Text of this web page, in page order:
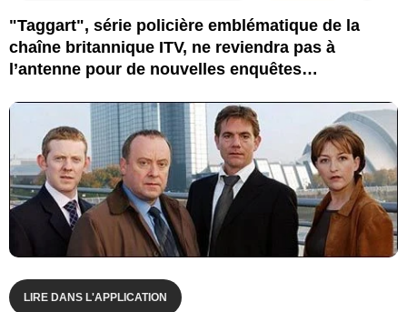
"Taggart", série policière emblématique de la
chaîne britannique ITV, ne reviendra pas à
l’antenne pour de nouvelles enquêtes…
LIRE DANS L'APPLICATION